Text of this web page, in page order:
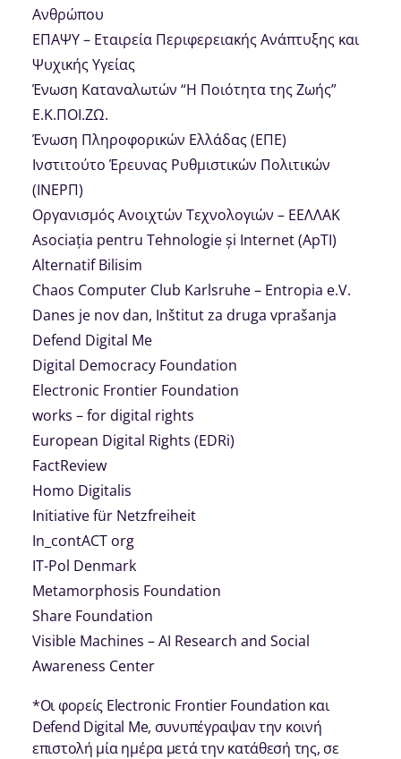
Ανθρώπου
ΕΠΑΨΥ – Εταιρεία Περιφερειακής Ανάπτυξης και
Ψυχικής Υγείας
Ένωση Καταναλωτών “Η Ποιότητα της Ζωής”
Ε.Κ.ΠΟΙ.ΖΩ.
Ένωση Πληροφορικών Ελλάδας (ΕΠΕ)
Ινστιτούτο Έρευνας Ρυθμιστικών Πολιτικών
(ΙΝΕΡΠ)
Οργανισμός Ανοιχτών Τεχνολογιών – ΕΕΛΛΑΚ
Asociația pentru Tehnologie și Internet (ApTI)
Alternatif Bilisim
Chaos Computer Club Karlsruhe – Entropia e.V.
Danes je nov dan, Inštitut za druga vprašanja
Defend Digital Me
Digital Democracy Foundation
Electronic Frontier Foundation
works – for digital rights
European Digital Rights (EDRi)
FactReview
Homo Digitalis
Initiative für Netzfreiheit
Ιn_contACT org
IT-Pol Denmark
Metamorphosis Foundation
Share Foundation
Visible Machines – AI Research and Social
Awareness Center
*Oι φορείς Electronic Frontier Foundation και
Defend Digital Me, συνυπέγραψαν την κοινή
επιστολή μία ημέρα μετά την κατάθεσή της, σε